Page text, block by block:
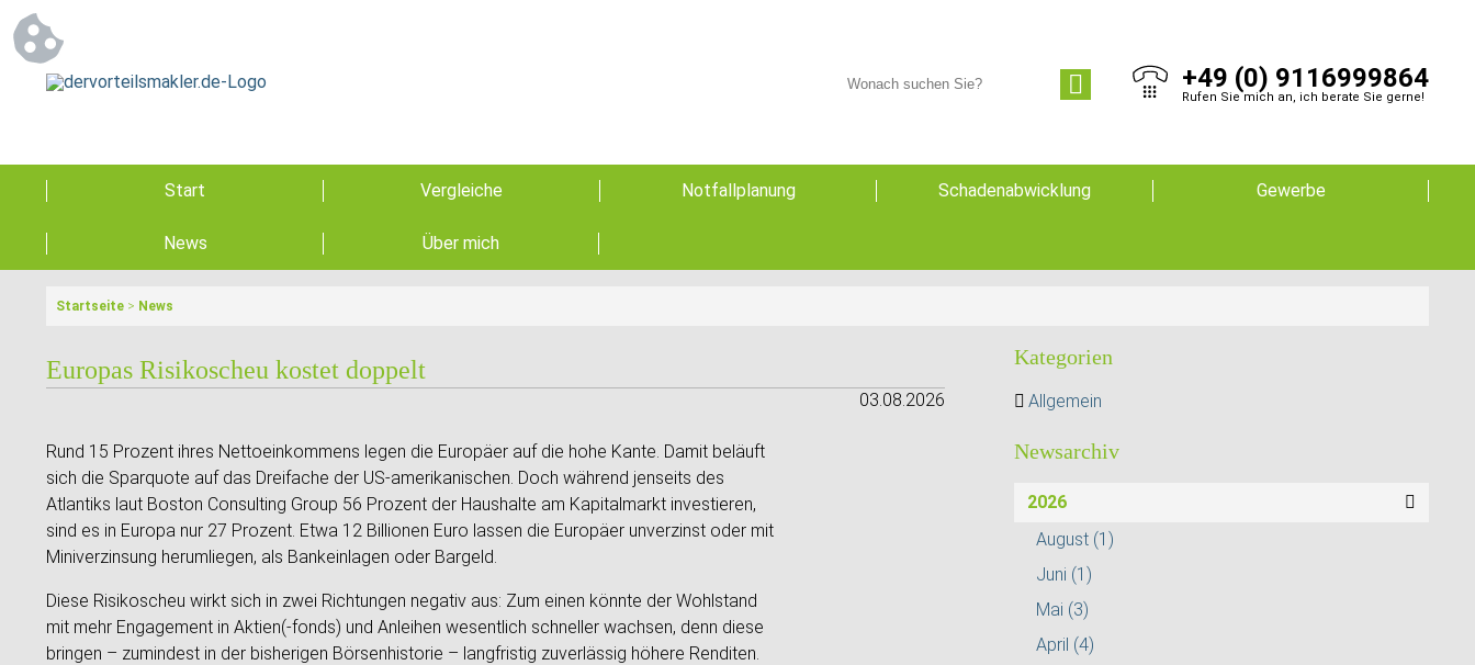
+49 (0) 9116999864
Rufen Sie mich an, ich berate Sie gerne!
Start Vergleiche Notfallplanung Schadenabwicklung Gewerbe
News Über mich
Startseite > News
Europas Risikoscheu kostet doppelt
03.08.2026
Rund 15 Prozent ihres Nettoeinkommens legen die Europäer auf die hohe Kante. Damit beläuft
sich die Sparquote auf das Dreifache der US-amerikanischen. Doch während jenseits des
Atlantiks laut Boston Consulting Group 56 Prozent der Haushalte am Kapitalmarkt investieren,
sind es in Europa nur 27 Prozent. Etwa 12 Billionen Euro lassen die Europäer unverzinst oder mit
Miniverzinsung herumliegen, als Bankeinlagen oder Bargeld.
Diese Risikoscheu wirkt sich in zwei Richtungen negativ aus: Zum einen könnte der Wohlstand
mit mehr Engagement in Aktien(-fonds) und Anleihen wesentlich schneller wachsen, denn diese
bringen – zumindest in der bisherigen Börsenhistorie – langfristig zuverlässig höhere Renditen.
Kategorien
Allgemein
Newsarchiv
2026
August (1)
Juni (1)
Mai (3)
April (4)